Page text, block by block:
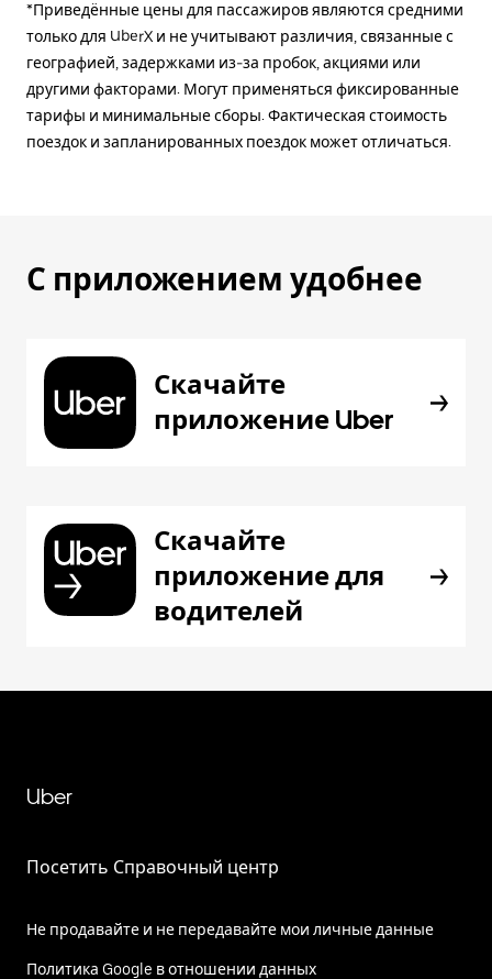
*Приведённые цены для пассажиров являются средними
только для UberX и не учитывают различия, связанные с
географией, задержками из-за пробок, акциями или
другими факторами. Могут применяться фиксированные
тарифы и минимальные сборы. Фактическая стоимость
поездок и запланированных поездок может отличаться.
С приложением удобнее
Скачайте
приложение Uber
Скачайте
приложение для
водителей
Uber
Посетить Справочный центр
Не продавайте и не передавайте мои личные данные
Политика Google в отношении данных